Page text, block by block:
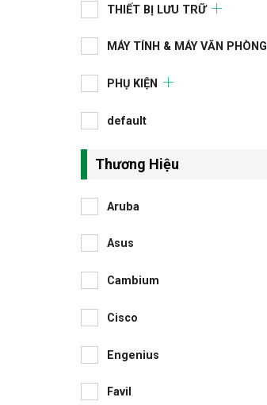
THIẾT BỊ LƯU TRỮ
MÁY TÍNH & MÁY VĂN PHÒNG
PHỤ KIỆN
default
Thương Hiệu
Aruba
Asus
Cambium
Cisco
Engenius
Favil